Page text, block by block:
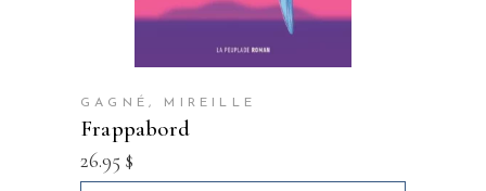
GAGNÉ, MIREILLE
frappabord
26.95 $